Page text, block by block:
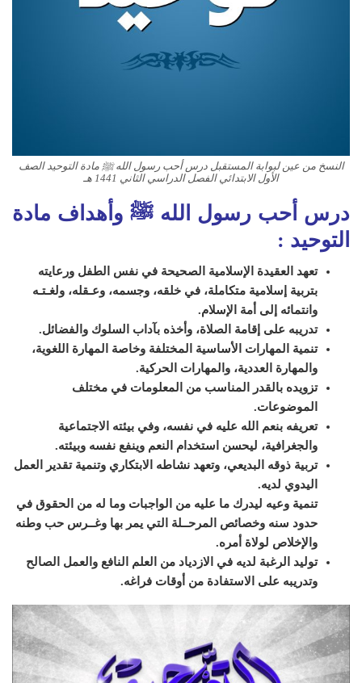
النسخ من عين لبوابة المستقبل درس أحب رسول الله ﷺ مادة التوحيد الصف
الأول الابتدائي الفصل الدراسي الثاني 1441 هـ
درس أحب رسول الله ﷺ و أهداف مادة
التوحيد :
تعهد العقيدة الإسلامية الصحيحة في نفس الطفل ورعايته
بتربية إسلامية متكاملة، في خلقه، وجسمه، وعـقله، ولغـتـه
وانتمائه إلى أمة الإسلام.
تدريبه على إقامة الصلاة، وأخذه بآداب السلوك والفضائل.
تنمية المهارات الأساسية المختلفة وخاصة المهارة اللغوية،
والمهارة العددية، والمهارات الحركية.
تزويده بالقدر المناسب من المعلومات في مختلف
الموضوعات.
تعريفه بنعم الله عليه في نفسه، وفي بيئته الاجتماعية
والجغرافية، ليحسن استخدام النعم وينفع نفسه وبيئته.
تربية ذوقه البديعي، وتعهد نشاطه الابتكاري وتنمية تقدير العمل
اليدوي لديه.
تنمية وعيه ليدرك ما عليه من الواجبات وما له من الحقوق في
حدود سنه وخصائص المرحــلة التي يمر بها وغــرس حب وطنه
والإخلاص لولاة أمره.
توليد الرغبة لديه في الازدياد من العلم النافع والعمل الصالح
وتدريبه على الاستفادة من أوقات فراغه.